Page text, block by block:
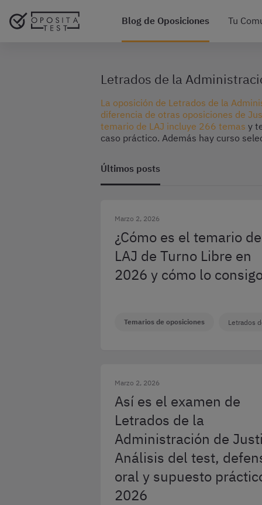
Blog de Oposiciones Tu
Letrados de la
La oposición de Letrados de la
diferencia de otras oposiciones de
temario de LAJ incluye 266 temas y
caso práctico. Además hay curso
Últimos posts
Marzo 2, 2026
¿Cómo es el temario de
LAJ de Turno Libre en
2026 y cómo lo
Temarios de oposiciones Letrados
Marzo 2, 2026
Así es el examen de
Letrados de la
Administración de
Análisis del test,
oral y supuesto
2026